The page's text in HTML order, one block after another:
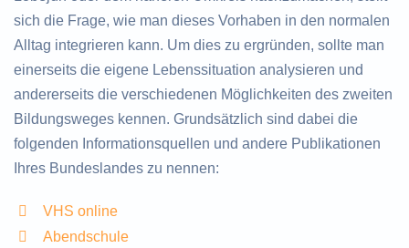
sich die Frage, wie man dieses Vorhaben in den normalen
Alltag integrieren kann. Um dies zu ergründen, sollte man
einerseits die eigene Lebenssituation analysieren und
andererseits die verschiedenen Möglichkeiten des zweiten
Bildungsweges kennen. Grundsätzlich sind dabei die
folgenden Informationsquellen und andere Publikationen
Ihres Bundeslandes zu nennen:
VHS online
Abendschule